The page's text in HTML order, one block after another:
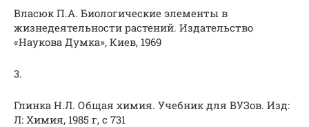
Власюк П.А. Биологические элементы в
жизнедеятельности растений. Издательство
«Наукова Думка», Киев, 1969
3.
Глинка Н.Л. Общая химия. Учебник для ВУЗов. Изд:
Л: Химия, 1985 г, с 731